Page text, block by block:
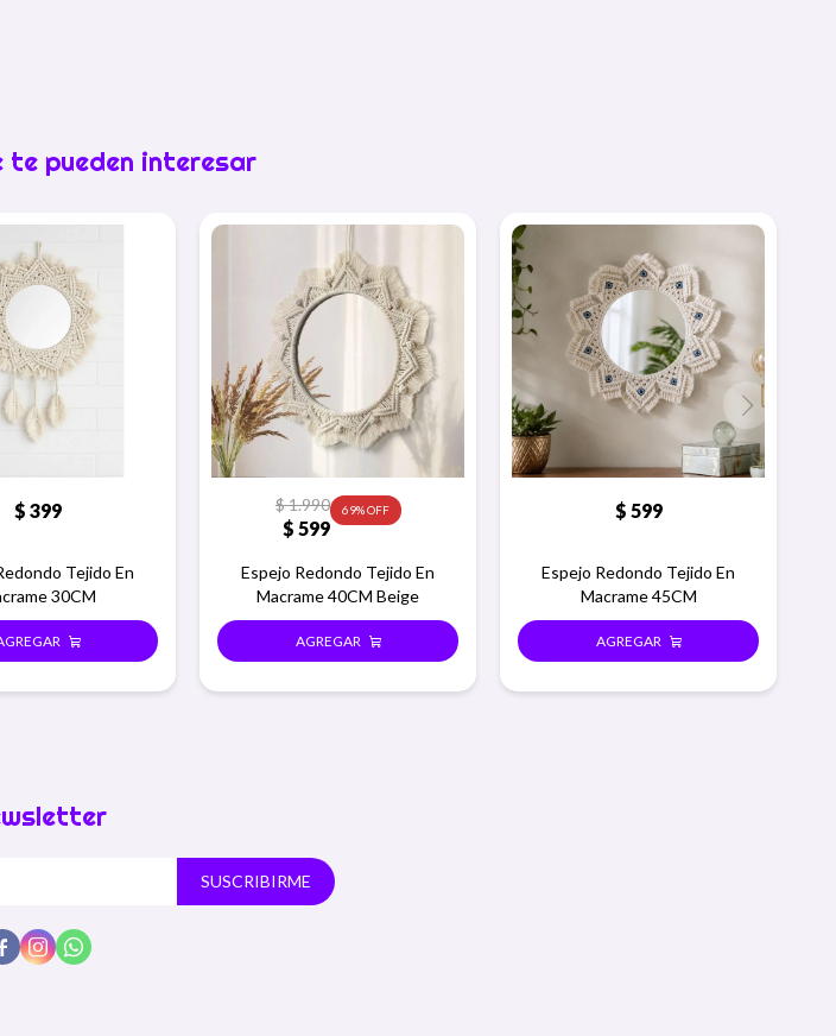
te pueden interesar
$ 399
Tejido En
30CM
$ 599
$1.990 69
Espejo Redondo Tejido En
Macrame 40CM Beige
$ 599
Espejo Redondo Tejido En
Macrame 45CM
SUSCRIBIRME
 